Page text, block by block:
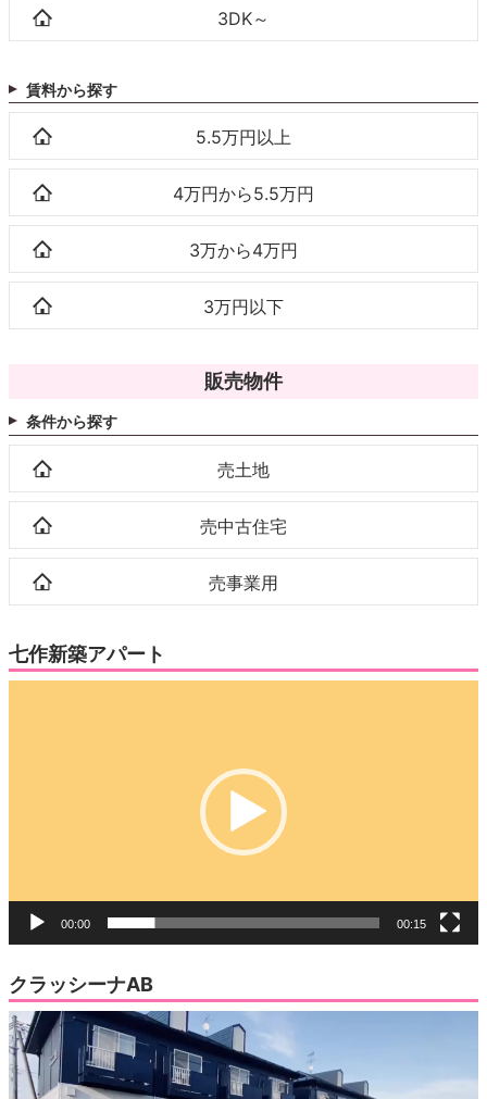
3DK～
賃料から探す
5.5万円以上
4万円から5.5万円
3万から4万円
3万円以下
販売物件
条件から探す
売土地
売中古住宅
売事業用
七作新築アパート
00:00 00:15
クラッシーナAB
動
画
プ